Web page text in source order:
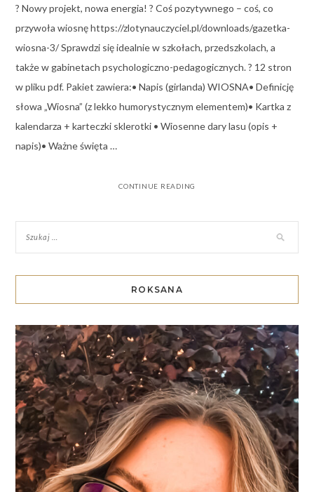
? Nowy projekt, nowa energia! ? Coś pozytywnego – coś, co
przywoła wiosnę https://zlotynauczyciel.pl/downloads/gazetka-
wiosna-3/ Sprawdzi się idealnie w szkołach, przedszkolach, a
także w gabinetach psychologiczno-pedagogicznych. ? 12 stron
w pliku pdf. Pakiet zawiera:• Napis (girlanda) WIOSNA• Definicję
słowa „Wiosna” (z lekko humorystycznym elementem)• Kartka z
kalendarza + karteczki sklerotki • Wiosenne dary lasu (opis +
napis)• Ważne święta …
CONTINUE READING
ROKSANA